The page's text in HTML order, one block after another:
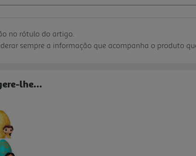
no rótulo do artigo.
sempre a informação que acompanha o produto
lhe...